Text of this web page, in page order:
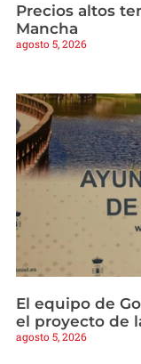
Precios altos
Mancha
agosto 5, 2026
El equipo de
el proyecto de
agosto 5, 2026